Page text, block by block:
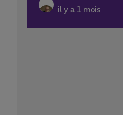
il y a 1 mois